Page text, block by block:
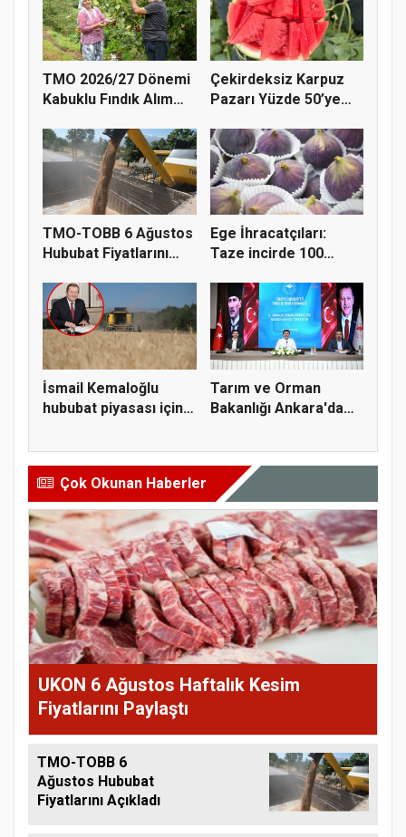
TMO 2026/27 Dönemi
Kabuklu Fındık Alım
Çekirdeksiz Karpuz
Pazarı Yüzde 50’ye
TMO-TOBB 6 Ağustos
Hububat Fiyatlarını
Ege İhracatçıları:
Taze incirde 100
İsmail Kemaloğlu
hububat piyasası için 4
Tarım ve Orman
Bakanlığı Ankara'da
Çok Okunan Haberler
UKON 6 Ağustos Haftalık Kesim
Fiyatlarını Paylaştı
TMO-TOBB 6
Ağustos Hububat
Fiyatlarını Açıkladı